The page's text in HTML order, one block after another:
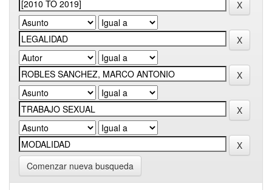
Comenzar nueva busqueda